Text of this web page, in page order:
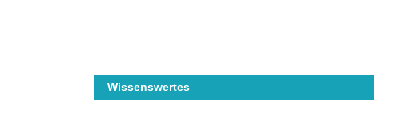
Wissenswertes